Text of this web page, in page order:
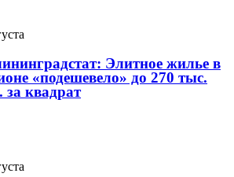
Элитное жилье в
«подешевело» до 270 тыс.
за квадрат